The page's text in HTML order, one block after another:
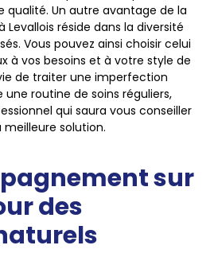
qualité. Un autre avantage de la
réside dans la diversité
Vous pouvez ainsi choisir celui
à vos besoins et à votre style de
de traiter une imperfection
routine de soins réguliers,
qui saura vous conseiller
solution.
sur
des